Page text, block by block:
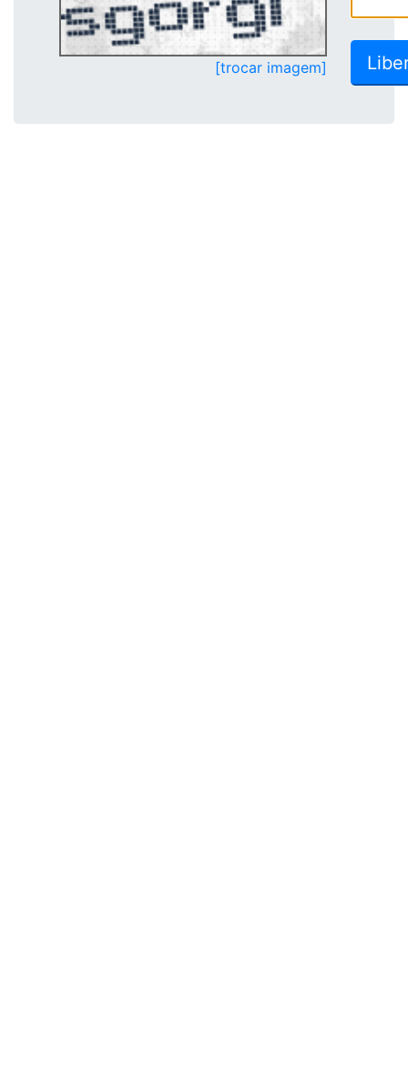
[trocar imagem]